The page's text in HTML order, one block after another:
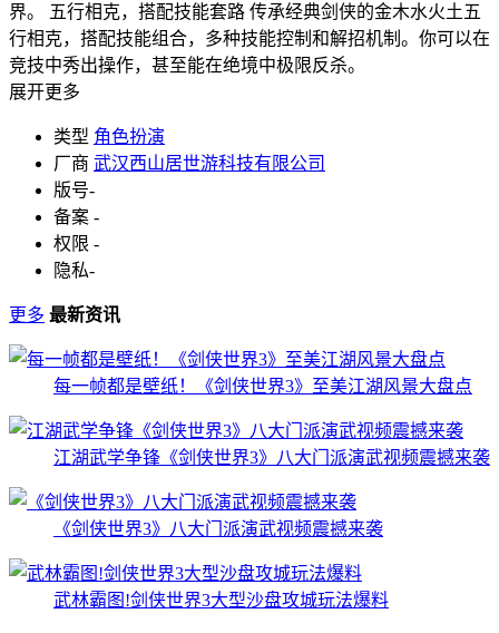
界。 五行相克，搭配技能套路 传承经典剑侠的金木水火土五
行相克，搭配技能组合，多种技能控制和解招机制。你可以在
竞技中秀出操作，甚至能在绝境中极限反杀。
展开更多
类型 角色扮演
厂商 武汉西山居世游科技有限公司
版号-
备案 -
权限 -
隐私-
更多 最新资讯
每一帧都是壁纸！《剑侠世界3》至美江湖风景大盘点
江湖武学争锋《剑侠世界3》八大门派演武视频震撼来袭
《剑侠世界3》八大门派演武视频震撼来袭
武林霸图!剑侠世界3大型沙盘攻城玩法爆料